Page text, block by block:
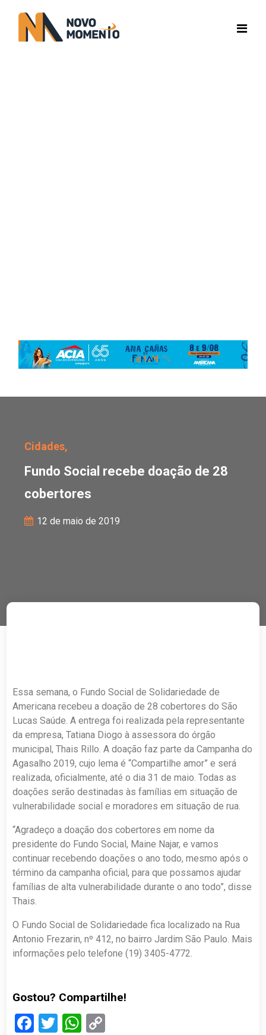
Cidades,
Fundo Social recebe doação de 28
cobertores
12 de maio de 2019
Essa semana, o Fundo Social de Solidariedade de
Americana recebeu a doação de 28 cobertores do São
Lucas Saúde. A entrega foi realizada pela representante
da empresa, Tatiana Diogo à assessora do órgão
municipal, Thais Rillo. A doação faz parte da Campanha do
Agasalho 2019, cujo lema é “Compartilhe amor” e será
realizada, oficialmente, até o dia 31 de maio. Todas as
doações serão destinadas às famílias em situação de
vulnerabilidade social e moradores em situação de rua.
“Agradeço a doação dos cobertores em nome da
presidente do Fundo Social, Maine Najar, e vamos
continuar recebendo doações o ano todo, mesmo após o
término da campanha oficial, para que possamos ajudar
famílias de alta vulnerabilidade durante o ano todo”, disse
Thais.
O Fundo Social de Solidariedade fica localizado na Rua
Antonio Frezarin, nº 412, no bairro Jardim São Paulo. Mais
informações pelo telefone (19) 3405-4772.
Gostou? Compartilhe!
Facebook
TwitterWhatsApp